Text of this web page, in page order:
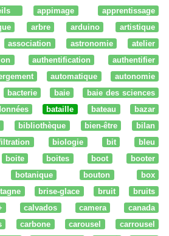
appimage
apprentissage
arbre arduino
artistique
association astronomie
atelier
authentification
authentifier
automatique
autonomie
bacterie baie
baie des sciences
bataille bateau
bazar
bibliothèque bien-être
bilan
biologie bit
bleu
boite boites boot
booter
botanique bouton
box
brise-glace bruit
bruits
calvados camera
canada
carbone carousel
carrousel